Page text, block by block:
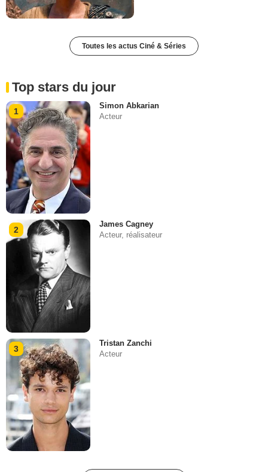
Toutes les actus Ciné & Séries
Top stars du jour
1
Simon Abkarian
Acteur
2
James Cagney
Acteur, réalisateur
3
Tristan Zanchi
Acteur